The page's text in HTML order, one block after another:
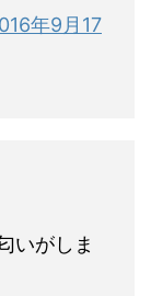
年9月17
いがしま